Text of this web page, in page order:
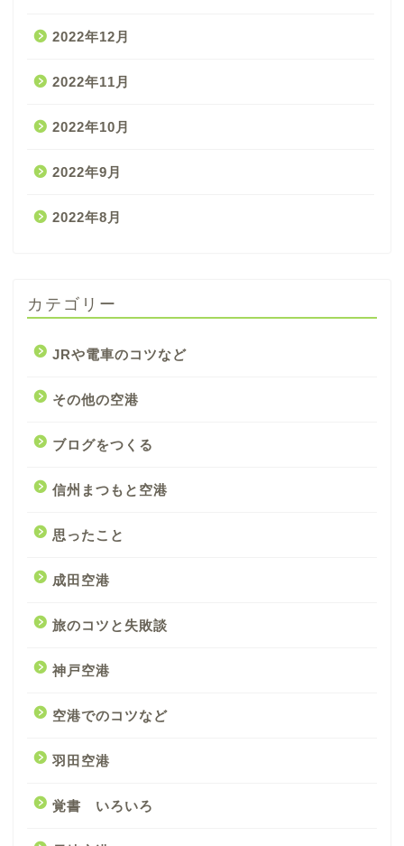
2022年12月
2022年11月
2022年10月
2022年9月
2022年8月
カテゴリー
JRや電車のコツなど
その他の空港
ブログをつくる
信州まつもと空港
思ったこと
成田空港
旅のコツと失敗談
神戸空港
空港でのコツなど
羽田空港
覚書 いろいろ